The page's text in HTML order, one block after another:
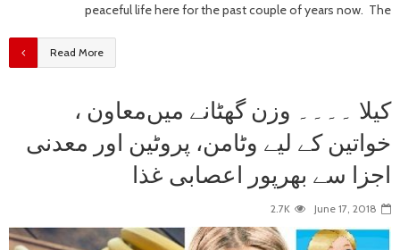
peaceful life here for the past couple of years now. The
Read More
کیلا ۔۔۔۔ وزن گھٹانے میں‌معاون ،
خواتین کے لیے وٹامن، پروٹین اور معدنی
اجزا سے بھرپور اعصابی غذا
June 17, 2018
2.7K